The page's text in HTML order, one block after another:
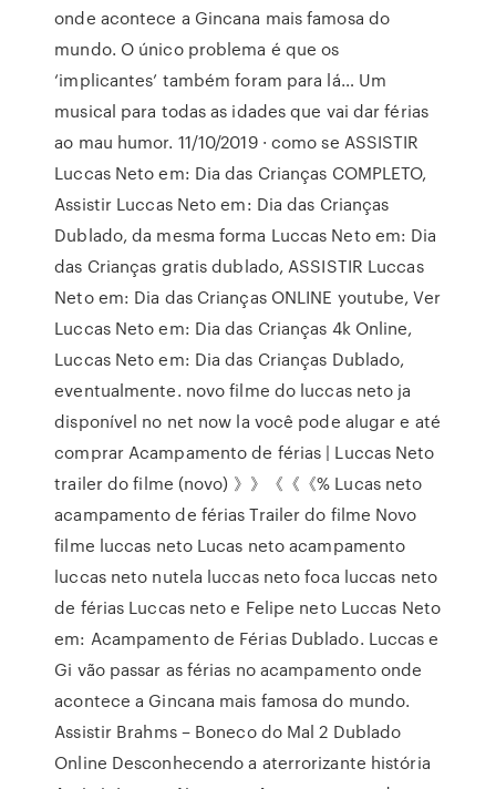
onde acontece a Gincana mais famosa do
mundo. O único problema é que os
‘implicantes’ também foram para lá… Um
musical para todas as idades que vai dar férias
ao mau humor. 11/10/2019 · como se ASSISTIR
Luccas Neto em: Dia das Crianças COMPLETO,
Assistir Luccas Neto em: Dia das Crianças
Dublado, da mesma forma Luccas Neto em: Dia
das Crianças gratis dublado, ASSISTIR Luccas
Neto em: Dia das Crianças ONLINE youtube, Ver
Luccas Neto em: Dia das Crianças 4k Online,
Luccas Neto em: Dia das Crianças Dublado,
eventualmente. novo filme do luccas neto ja
disponível no net now la você pode alugar e até
comprar Acampamento de férias | Luccas Neto
trailer do filme (novo) 》》《《《% Lucas neto
acampamento de férias Trailer do filme Novo
filme luccas neto Lucas neto acampamento
luccas neto nutela luccas neto foca luccas neto
de férias Luccas neto e Felipe neto Luccas Neto
em: Acampamento de Férias Dublado. Luccas e
Gi vão passar as férias no acampamento onde
acontece a Gincana mais famosa do mundo.
Assistir Brahms – Boneco do Mal 2 Dublado
Online Desconhecendo a aterrorizante história